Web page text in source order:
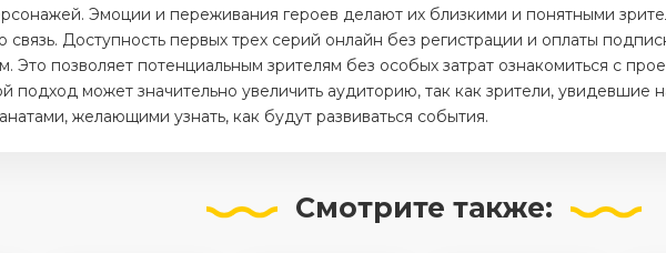
Эмоции и переживания героев делают их близкими и понятными
связь. Доступность первых трех серий онлайн без регистрации и оплаты
Это позволяет потенциальным зрителям без особых затрат ознакомиться с
подход может значительно увеличить аудиторию, так как зрители, увидевшие
желающими узнать, как будут развиваться события.
Смотрите также: